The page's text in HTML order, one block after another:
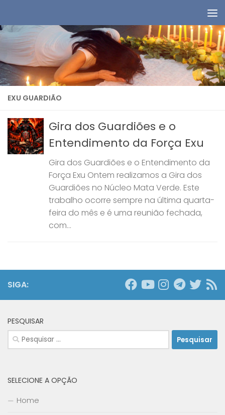
EXU GUARDIÃO
Gira dos Guardiões e o
Entendimento da Força Exu
Gira dos Guardiões e o Entendimento da
Força Exu Ontem realizamos a Gira dos
Guardiões no Núcleo Mata Verde. Este
trabalho ocorre sempre na última quarta-
feira do mês e é uma reunião fechada,
com...
SIGA:
PESQUISAR
Pesquisar
por:
SELECIONE A OPÇÃO
Home